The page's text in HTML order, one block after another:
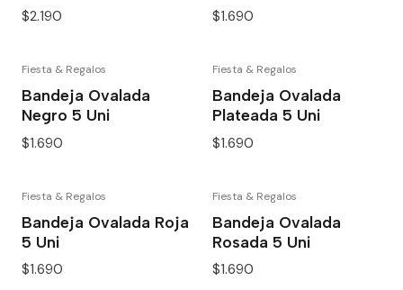
$2.190 $1.690
Fiesta & Regalos
Bandeja Ovalada
Negro 5 Uni
$1.690
Fiesta & Regalos
Bandeja Ovalada
Plateada 5 Uni
$1.690
Fiesta & Regalos
Bandeja Ovalada Roja
5 Uni
$1.690
Fiesta & Regalos
Bandeja Ovalada
Rosada 5 Uni
$1.690